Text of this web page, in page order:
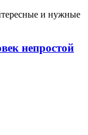
и нужные
непростой